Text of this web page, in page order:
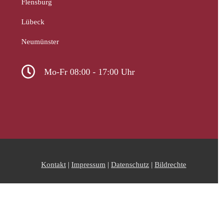
Flensburg
Lübeck
Neumünster
Mo-Fr 08:00 - 17:00 Uhr
Kontakt | Impressum | Datenschutz | Bildrechte